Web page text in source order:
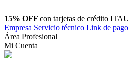
15% OFF con tarjetas de crédito ITAU
Empresa Servicio técnico Link de pago
Área Profesional
Mi Cuenta